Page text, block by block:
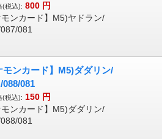
(税込): 800 円
モンカード】M5)ヤドラン/
081
モンカード】M5)ダダリン/
088/081
(税込): 150 円
モンカード】M5)ダダリン/
081